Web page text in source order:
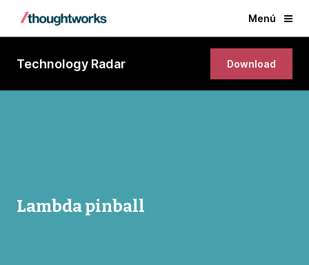
Menú
Technology Radar Download
Lambda pinball